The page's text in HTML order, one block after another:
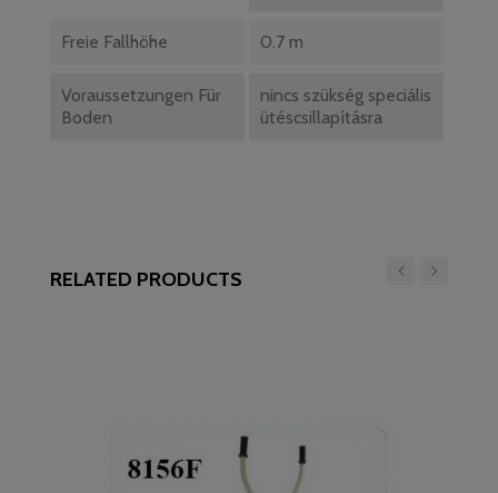
Freie Fallhöhe 0.7 m
Voraussetzungen Für
Boden
nincs szükség speciális
ütéscsillapításra
RELATED PRODUCTS